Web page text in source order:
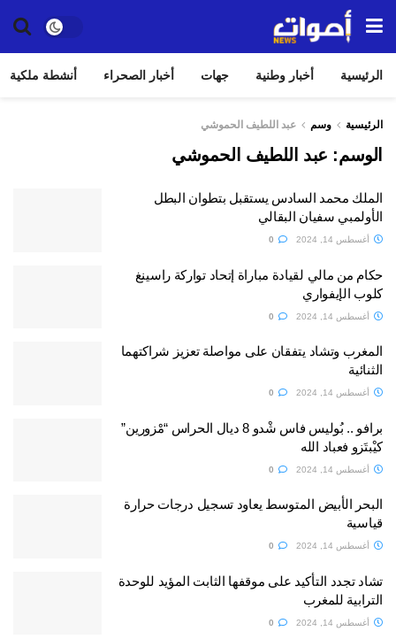
الرئيسية أخبار وطنية جهات أخبار الصحراء أنشطة ملكية
الرئيسية وسم عبد اللطيف الحموشي
الوسم: عبد اللطيف الحموشي
الملك محمد السادس يستقبل بتطوان البطل
الأولمبي سفيان البقالي
أغسطس 14, 2024
حكام من مالي لقيادة مباراة إتحاد تواركة راسينغ
كلوب الإيفواري
أغسطس 14, 2024
المغرب وتشاد يتفقان على مواصلة تعزيز شراكتهما
الثنائية
أغسطس 14, 2024
برافو .. بُوليس فاس شْدو 8 ديال الحراس “مْزورين”
كيْبتَزو فعباد الله
أغسطس 14, 2024
البحر الأبيض المتوسط يعاود تسجيل درجات حرارة
قياسية
أغسطس 14, 2024
تشاد تجدد التأكيد على موقفها الثابت المؤيد للوحدة
الترابية للمغرب
أغسطس 14, 2024